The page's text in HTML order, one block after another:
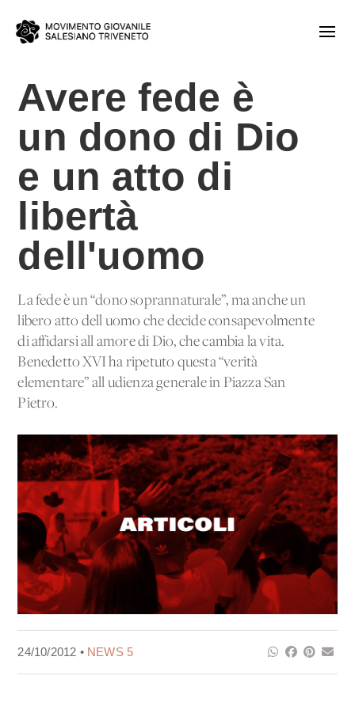
Avere fede è
un dono di Dio
e un atto di
libertà
dell'uomo
La fede è un “dono soprannaturale”, ma anche un
libero atto dell'uomo che decide consapevolmente
di affidarsi all'amore di Dio, che cambia la vita.
Benedetto XVI ha ripetuto questa “verità
elementare” all'udienza generale in Piazza San
Pietro.
24/10/2012 • NEWS 5